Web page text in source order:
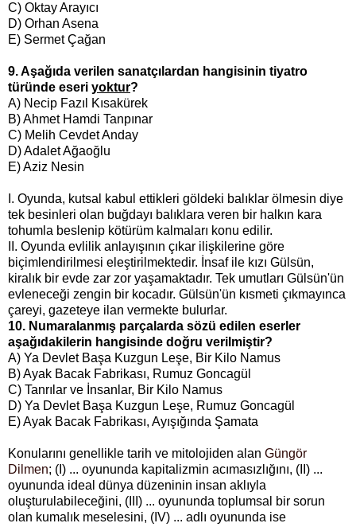
C) Oktay Arayıcı
D) Orhan Asena
E) Sermet Çağan
9. Aşağıda verilen sanatçılardan hangisinin tiyatro
türünde eseri yoktur?
A) Necip Fazıl Kısakürek
B) Ahmet Hamdi Tanpınar
C) Melih Cevdet Anday
D) Adalet Ağaoğlu
E) Aziz Nesin
I. Oyunda, kutsal kabul ettikleri göldeki balıklar ölmesin diye
tek besinleri olan buğdayı balıklara veren bir halkın kara
tohumla beslenip kötürüm kalmaları konu edilir.
II. Oyunda evlilik anlayışının çıkar ilişkilerine göre
biçimlendirilmesi eleştirilmektedir. İnsaf ile kızı Gülsün,
kiralık bir evde zar zor yaşamaktadır. Tek umutları Gülsün'ün
evleneceği zengin bir kocadır. Gülsün'ün kısmeti çıkmayınca
çareyi, gazeteye ilan vermekte bulurlar.
10. Numaralanmış parçalarda sözü edilen eserler
aşağıdakilerin hangisinde doğru verilmiştir?
A) Ya Devlet Başa Kuzgun Leşe, Bir Kilo Namus
B) Ayak Bacak Fabrikası, Rumuz Goncagül
C) Tanrılar ve İnsanlar, Bir Kilo Namus
D) Ya Devlet Başa Kuzgun Leşe, Rumuz Goncagül
E) Ayak Bacak Fabrikası, Ayışığında Şamata
Konularını genellikle tarih ve mitolojiden alan Güngör
Dilmen; (I) ... oyununda kapitalizmin acımasızlığını, (II) ...
oyununda ideal dünya düzeninin insan aklıyla
oluşturulabileceğini, (III) ... oyununda toplumsal bir sorun
olan kumalık meselesini, (IV) ... adlı oyununda ise